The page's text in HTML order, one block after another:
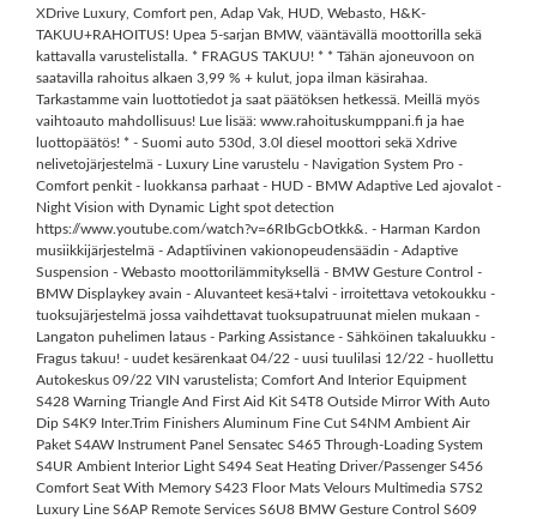
XDrive Luxury, Comfort pen, Adap Vak, HUD, Webasto, H&K-
TAKUU+RAHOITUS! Upea 5-sarjan BMW, vääntävällä moottorilla sekä
kattavalla varustelistalla. * FRAGUS TAKUU! * * Tähän ajoneuvoon on
saatavilla rahoitus alkaen 3,99 % + kulut, jopa ilman käsirahaa.
Tarkastamme vain luottotiedot ja saat päätöksen hetkessä. Meillä myös
vaihtoauto mahdollisuus! Lue lisää: www.rahoituskumppani.fi ja hae
luottopäätös! * - Suomi auto 530d, 3.0l diesel moottori sekä Xdrive
nelivetojärjestelmä - Luxury Line varustelu - Navigation System Pro -
Comfort penkit - luokkansa parhaat - HUD - BMW Adaptive Led ajovalot -
Night Vision with Dynamic Light spot detection
https://www.youtube.com/watch?v=6RIbGcbOtkk&. - Harman Kardon
musiikkijärjestelmä - Adaptiivinen vakionopeudensäädin - Adaptive
Suspension - Webasto moottorilämmityksellä - BMW Gesture Control -
BMW Displaykey avain - Aluvanteet kesä+talvi - irroitettava vetokoukku -
tuoksujärjestelmä jossa vaihdettavat tuoksupatruunat mielen mukaan -
Langaton puhelimen lataus - Parking Assistance - Sähköinen takaluukku -
Fragus takuu! - uudet kesärenkaat 04/22 - uusi tuulilasi 12/22 - huollettu
Autokeskus 09/22 VIN varustelista; Comfort And Interior Equipment
S428 Warning Triangle And First Aid Kit S4T8 Outside Mirror With Auto
Dip S4K9 Inter.Trim Finishers Aluminum Fine Cut S4NM Ambient Air
Paket S4AW Instrument Panel Sensatec S465 Through-Loading System
S4UR Ambient Interior Light S494 Seat Heating Driver/Passenger S456
Comfort Seat With Memory S423 Floor Mats Velours Multimedia S7S2
Luxury Line S6AP Remote Services S6U8 BMW Gesture Control S609